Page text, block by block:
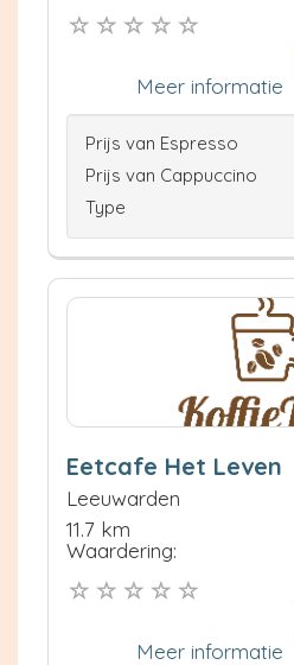
Meer informatie
Prijs van Espresso
Prijs van Cappuccino
Type
Eetcafe Het Leven
Leeuwarden
11.7 km
Waardering:
Meer informatie